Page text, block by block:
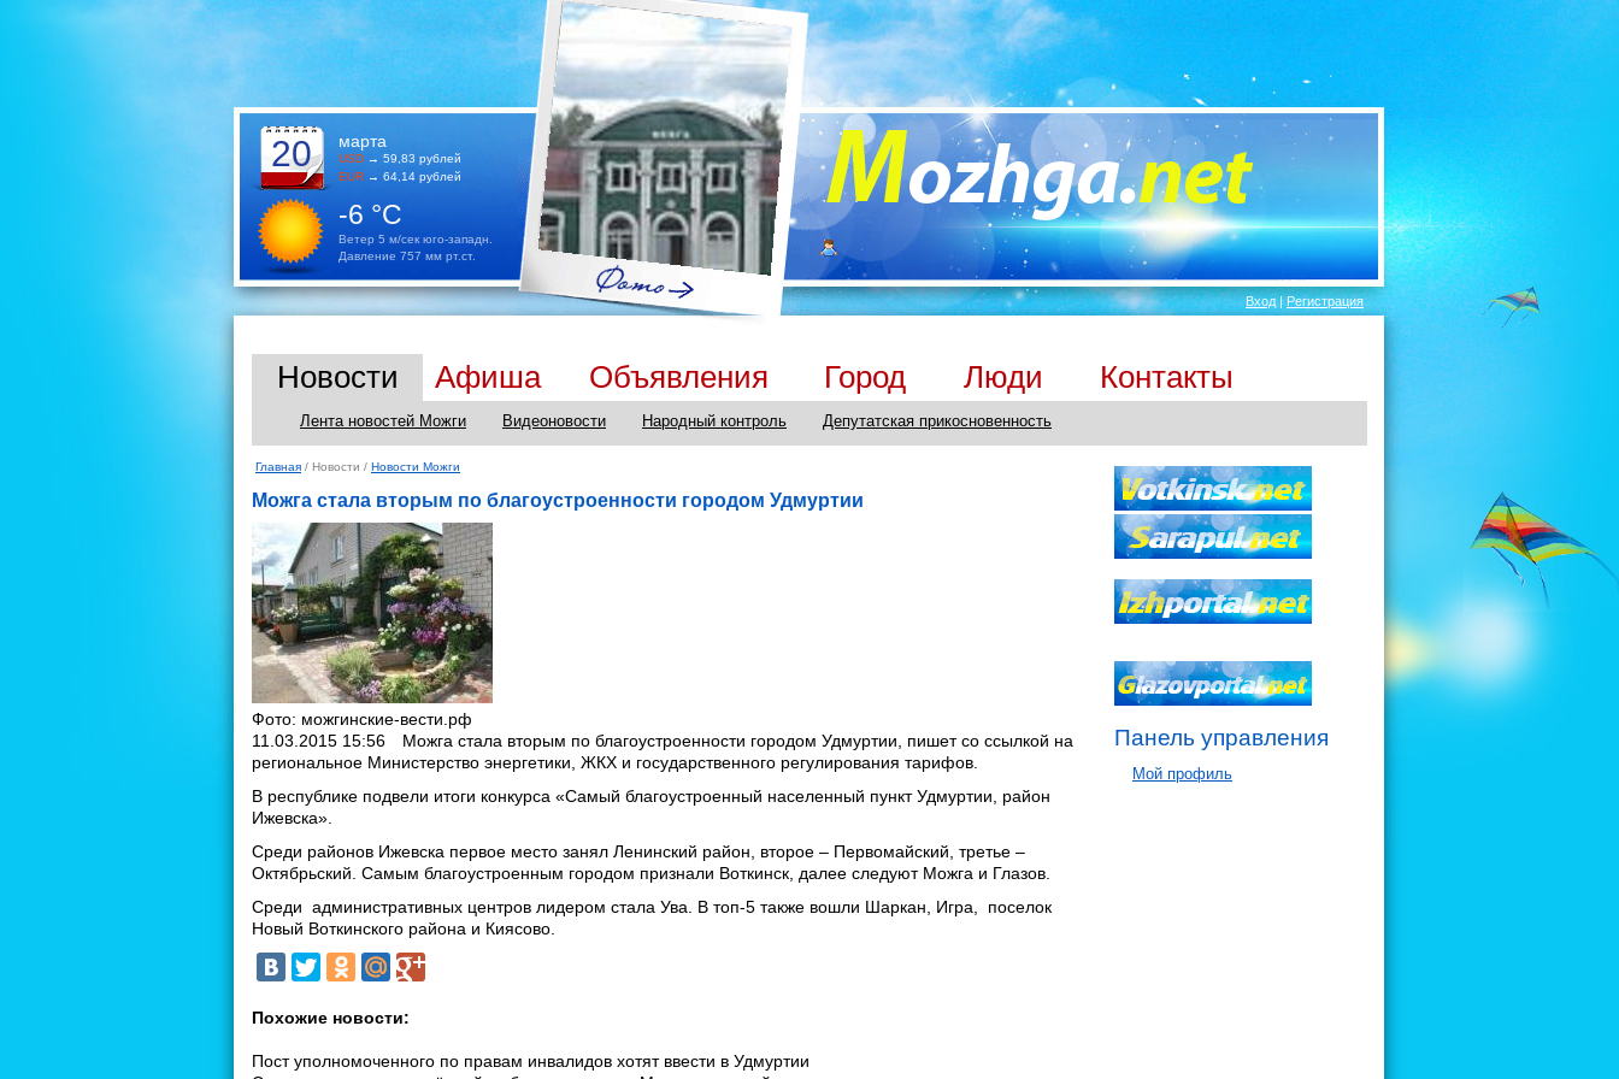
Вход| Регистрация
20 марта
USD → 59,83 рублей
EUR → 64,14 рублей
-6 °C
Ветер 5 м/сек юго-западн.
Давление 757 мм рт.ст.
Новости Афиша Объявления Город Люди Контакты
Лента новостей Можги Видеоновости Народный контроль Депутатская прикосновенность
Главная / Новости / Новости Можги
Можга стала вторым по благоустроенности городом Удмуртии
Фото: можгинские-вести.рф
11.03.2015 15:56
Можга стала вторым по благоустроенности городом Удмуртии, пишет со ссылкой на
региональное Министерство энергетики, ЖКХ и государственного регулирования тарифов.
В республике подвели итоги конкурса «Самый благоустроенный населенный пункт Удмуртии, район
Ижевска».
Среди районов Ижевска первое место занял Ленинский район, второе – Первомайский, третье –
Октябрьский. Самым благоустроенным городом признали Воткинск, далее следуют Можга и Глазов.
Среди административных центров лидером стала Ува. В топ-5 также вошли Шаркан, Игра, поселок
Новый Воткинского района и Киясово.
Похожие новости:
Пост уполномоченного по правам инвалидов хотят ввести в Удмуртии
Панель управления
Мой профиль